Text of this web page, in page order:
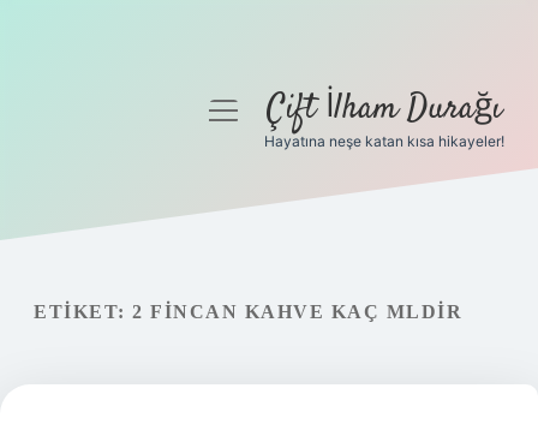
Gizlilik Politikası
menüyüÇift İlham Durağı
Hayatına neşe katan kısa hikayeler!
ETIKET: 2 FINCAN KAHVE KAÇ MLDIR